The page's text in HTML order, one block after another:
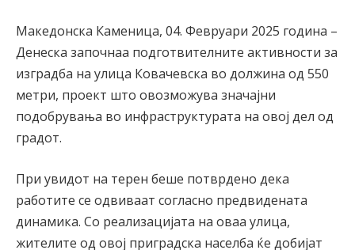
Македонска Каменица, 04. Февруари 2025 година –
Денеска започнаа подготвителните активности за
изградба на улица Ковачевска во должина од 550
метри, проект што овозможува значајни
подобрувања во инфраструктурата на овој дел од
градот.
При увидот на терен беше потврдено дека
работите се одвиваат согласно предвидената
динамика. Со реализацијата на оваа улица,
жителите од овој приградска населба ќе добијат